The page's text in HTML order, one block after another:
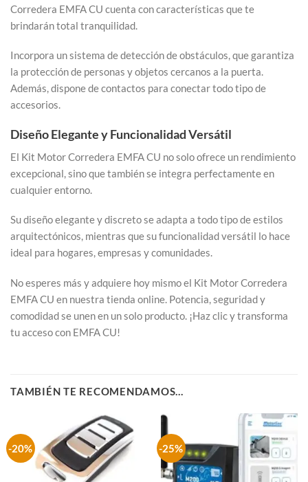
Corredera EMFA CU cuenta con características que te
brindarán total tranquilidad.
Incorpora un sistema de detección de obstáculos, que garantiza
la protección de personas y objetos cercanos a la puerta.
Además, dispone de contactos para conectar todo tipo de
accesorios.
Diseño Elegante y Funcionalidad Versátil
El Kit Motor Corredera EMFA CU no solo ofrece un rendimiento
excepcional, sino que también se integra perfectamente en
cualquier entorno.
Su diseño elegante y discreto se adapta a todo tipo de estilos
arquitectónicos, mientras que su funcionalidad versátil lo hace
ideal para hogares, empresas y comunidades.
No esperes más y adquiere hoy mismo el Kit Motor Corredera
EMFA CU en nuestra tienda online. Potencia, seguridad y
comodidad se unen en un solo producto. ¡Haz clic y transforma
tu acceso con EMFA CU!
TAMBIÉN TE RECOMENDAMOS…
-20% -25%